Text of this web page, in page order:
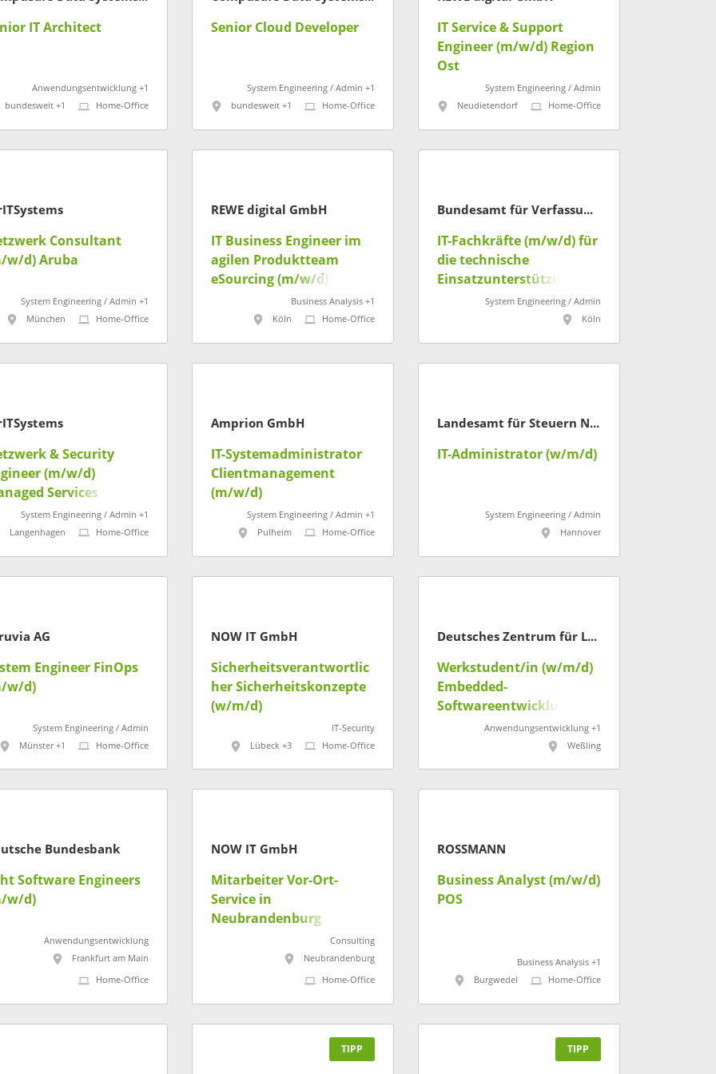
IT Architect
Anwendungsentwicklung +1
bundesweit +1
Home-Office
Senior Cloud Developer
System Engineering / Admin +1
bundesweit +1
Home-Office
IT Service & Support
Engineer (m/w/d) Region
Ost
System Engineering / Admin
Neudietendorf
Home-Office
Consultant
w/d) Aruba
System Engineering / Admin +1
München
Home-Office
REWE digital GmbH
IT Business Engineer im
agilen Produktteam
eSourcing (m/w/d)
Business Analysis +1
Köln
Home-Office
Bundesamt für Verfassungsschutz
IT-Fachkräfte (m/w/d) für
die technische
Einsatzunterstützung
System Engineering / Admin
Köln
& Security
(m/w/d)
Services
System Engineering / Admin +1
Langenhagen
Home-Office
Amprion GmbH
IT-Systemadministrator
Clientmanagement
(m/w/d)
System Engineering / Admin +1
Pulheim
Home-Office
Landesamt für Steuern Niedersachsen
IT-Administrator (w/m/d)
System Engineering / Admin
Hannover
AG
Engineer FinOps
w/d)
System Engineering / Admin
Münster +1
Home-Office
NOW IT GmbH
Sicherheitsverantwortlic
her Sicherheitskonzepte
(w/m/d)
IT-Security
Lübeck +3
Home-Office
Deutsches Zentrum für Luft- und Raumfahrt
Werkstudent/in (w/m/d)
Embedded-
Softwareentwicklung
Anwendungsentwicklung +1
Weßling
Bundesbank
Software Engineers
w/d)
Anwendungsentwicklung
Frankfurt am Main
Home-Office
NOW IT GmbH
Mitarbeiter Vor-Ort-
Service in
Neubrandenburg
Consulting
Neubrandenburg
Home-Office
ROSSMANN
Business Analyst (m/w/d)
POS
Business Analysis +1
Burgwedel
Home-Office
TIPP TIPP